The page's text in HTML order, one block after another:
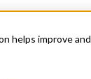
helps improve and